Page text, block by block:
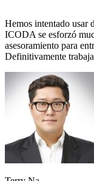
Hemos intentado usar
ICODA se esforzó
asesoramiento para
Definitivamente